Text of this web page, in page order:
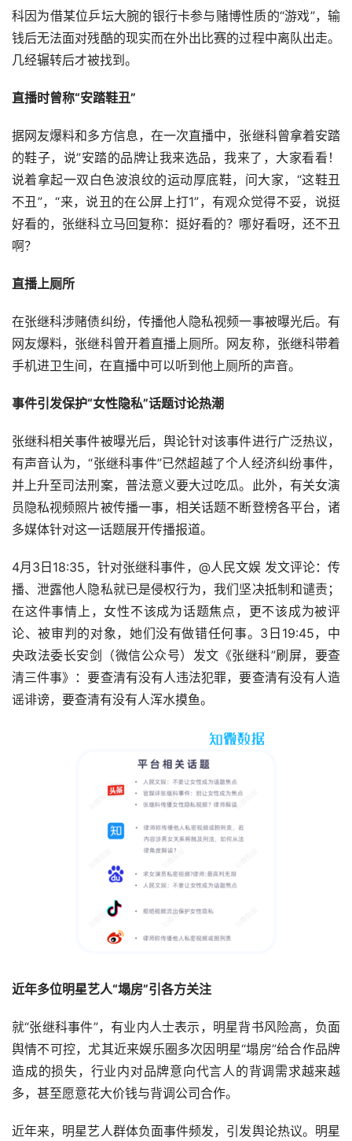
科因为借某位乒坛大腕的银行卡参与赌博性质的“游戏”，输
钱后无法面对残酷的现实而在外出比赛的过程中离队出走。
几经辗转后才被找到。
直播时曾称“安踏鞋丑”
据网友爆料和多方信息，在一次直播中，张继科曾拿着安踏
的鞋子，说”安踏的品牌让我来选品，我来了，大家看看！
说着拿起一双白色波浪纹的运动厚底鞋，问大家，“这鞋丑
不丑”，“来，说丑的在公屏上打1”，有观众觉得不妥，说挺
好看的，张继科立马回复称：挺好看的？哪好看呀，还不丑
啊？
直播上厕所
在张继科涉赌债纠纷，传播他人隐私视频一事被曝光后。有
网友爆料，张继科曾开着直播上厕所。网友称，张继科带着
手机进卫生间，在直播中可以听到他上厕所的声音。
事件引发保护“女性隐私”话题讨论热潮
张继科相关事件被曝光后，舆论针对该事件进行广泛热议，
有声音认为，“张继科事件”已然超越了个人经济纠纷事件，
并上升至司法刑案，普法意义要大过吃瓜。此外，有关女演
员隐私视频照片被传播一事，相关话题不断登榜各平台，诸
多媒体针对这一话题展开传播报道。
4月3日18:35，针对张继科事件，@人民文娱 发文评论：传
播、泄露他人隐私就已是侵权行为，我们坚决抵制和谴责；
在这件事情上，女性不该成为话题焦点，更不该成为被评
论、被审判的对象，她们没有做错任何事。3日19:45，中
央政法委长安剑（微信公众号）发文《张继科”刷屏，要查
清三件事》：要查清有没有人违法犯罪，要查清有没有人造
谣诽谤，要查清有没有人浑水摸鱼。
近年多位明星艺人“塌房”引各方关注
就“张继科事件”，有业内人士表示，明星背书风险高，负面
舆情不可控，尤其近来娱乐圈多次因明星“塌房”给合作品牌
造成的损失，行业内对品牌意向代言人的背调需求越来越
多，甚至愿意花大价钱与背调公司合作。
近年来，明星艺人群体负面事件频发，引发舆论热议。明星